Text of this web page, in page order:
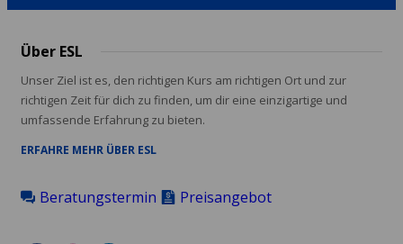
Über ESL
Unser Ziel ist es, den richtigen Kurs am richtigen Ort und zur
richtigen Zeit für dich zu finden, um dir eine einzigartige und
umfassende Erfahrung zu bieten.
ERFAHRE MEHR ÜBER ESL
Beratungstermin Preisangebot